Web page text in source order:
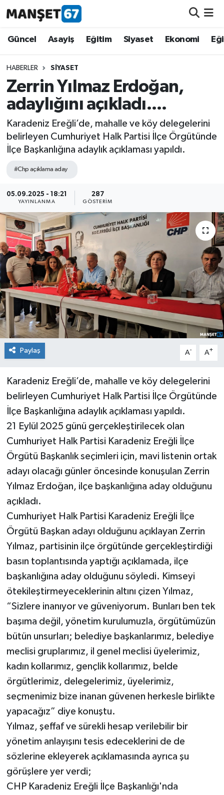
Güncel Asayiş Eğitim Siyaset Ekonomi
HABERLER SIYASET
Zerrin Yılmaz Erdoğan,
adaylığını açıkladı....
Karadeniz Ereğli’de, mahalle ve köy delegelerini
belirleyen Cumhuriyet Halk Partisi İlçe Örgütünde
İlçe Başkanlığına adaylık açıklaması yapıldı.
#Chp açıklama aday
05.09.2025 - 18:21
YAYINLANMA
287
GÖSTERIM
Paylaş A- A+
Karadeniz Ereğli’de, mahalle ve köy delegelerini
belirleyen Cumhuriyet Halk Partisi İlçe Örgütünde
İlçe Başkanlığına adaylık açıklaması yapıldı.
21 Eylül 2025 günü gerçekleştirilecek olan
Cumhuriyet Halk Partisi Karadeniz Ereğli İlçe
Örgütü Başkanlık seçimleri için, mavi listenin ortak
adayı olacağı günler öncesinde konuşulan Zerrin
Yılmaz Erdoğan, ilçe başkanlığına aday olduğunu
açıkladı.
Cumhuriyet Halk Partisi Karadeniz Ereğli İlçe
Örgütü Başkan adayı olduğunu açıklayan Zerrin
Yılmaz, partisinin ilçe örgütünde gerçekleştirdiği
basın toplantısında yaptığı açıklamada, ilçe
başkanlığına aday olduğunu söyledi. Kimseyi
ötekileştirmeyeceklerinin altını çizen Yılmaz,
“Sizlere inanıyor ve güveniyorum. Bunları ben tek
başıma değil, yönetim kurulumuzla, örgütümüzün
bütün unsurları; belediye başkanlarımız, belediye
meclisi gruplarımız, il genel meclisi üyelerimiz,
kadın kollarımız, gençlik kollarımız, belde
örgütlerimiz, delegelerimiz, üyelerimiz,
seçmenimiz bize inanan güvenen herkesle birlikte
yapacağız” diye konuştu.
Yılmaz, şeffaf ve sürekli hesap verilebilir bir
yönetim anlayışını tesis edeceklerini de de
sözlerine ekleyerek açıklamasında ayrıca şu
görüşlere yer verdi;
CHP Karadeniz Ereğli İlçe Başkanlığı'nda
Güncel
Asayiş
Siyaset
Spor
Eğitim
Ekonomi
Kültür-Sanat
Magazin
Medya
Mizah
Röportaj
Teknoloji